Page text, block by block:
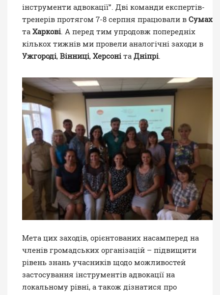
інструменти адвокації”. Дві команди експертів-
тренерів протягом 7-8 серпня працювали в Сумах
та Харкові. А перед тим упродовж попередніх
кількох тижнів ми провели аналогічні заходи в
Ужгороді, Вінниці, Херсоні та Дніпрі.
Мета цих заходів, орієнтованих насамперед на
членів громадських організацій – підвищити
рівень знань учасників щодо можливостей
застосування інструментів адвокації на
локальному рівні, а також дізнатися про